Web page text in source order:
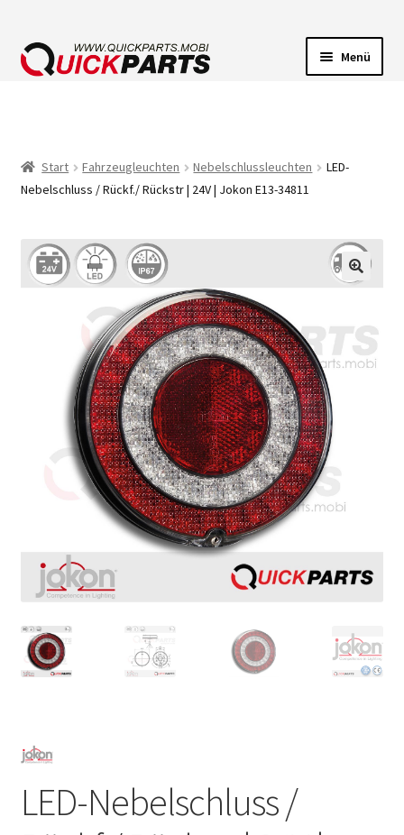
Menü
FÖRDERPUMPEN
HUPEN
Start Fahrzeugleuchten Nebelschlussleuchten
LED-
Nebelschluss / Rückf./ Rückstr | 24V | Jokon E13-34811
LED-Nebelschluss /